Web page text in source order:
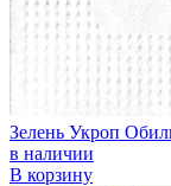
Зелень Укроп
в наличии
В корзину